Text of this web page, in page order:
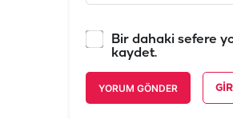
Bir dahaki sefere
kaydet.
YORUM GÖNDER